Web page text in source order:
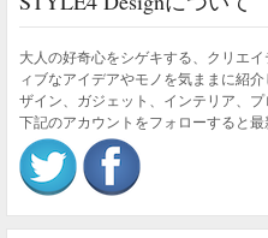
大人の好奇心をシゲキする、クリエ
ィブなアイデアやモノを気ままに紹
ザイン、ガジェット、インテリア、プ
下記のアカウントをフォローすると最